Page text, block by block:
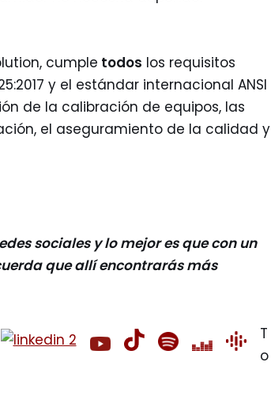
cumple todos los requisitos
y el estándar internacional ANSI
de la calibración de equipos, las
el aseguramiento de la calidad y
sociales y lo mejor es que con un
que allí encontrarás más
T
o